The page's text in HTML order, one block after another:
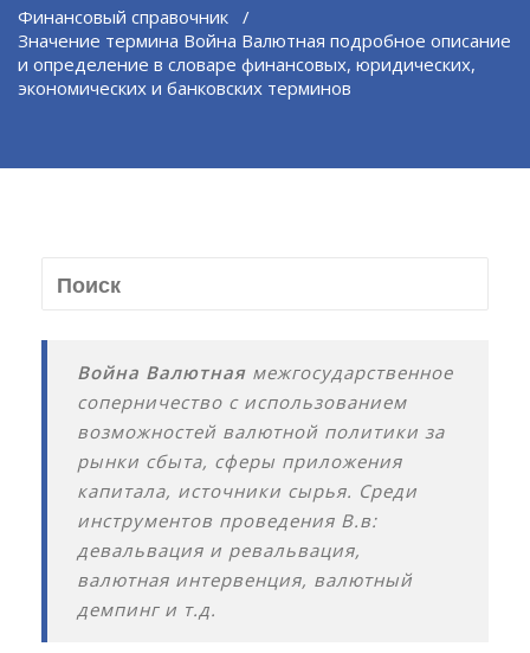
Финансовый справочник /
Значение термина Война Валютная подробное описание
и определение в словаре финансовых, юридических,
экономических и банковских терминов
Война Валютная межгосударственное
соперничество с использованием
возможностей валютной политики за
рынки сбыта, сферы приложения
капитала, источники сырья. Среди
инструментов проведения В.в:
девальвация и ревальвация,
валютная интервенция, валютный
демпинг и т.д.